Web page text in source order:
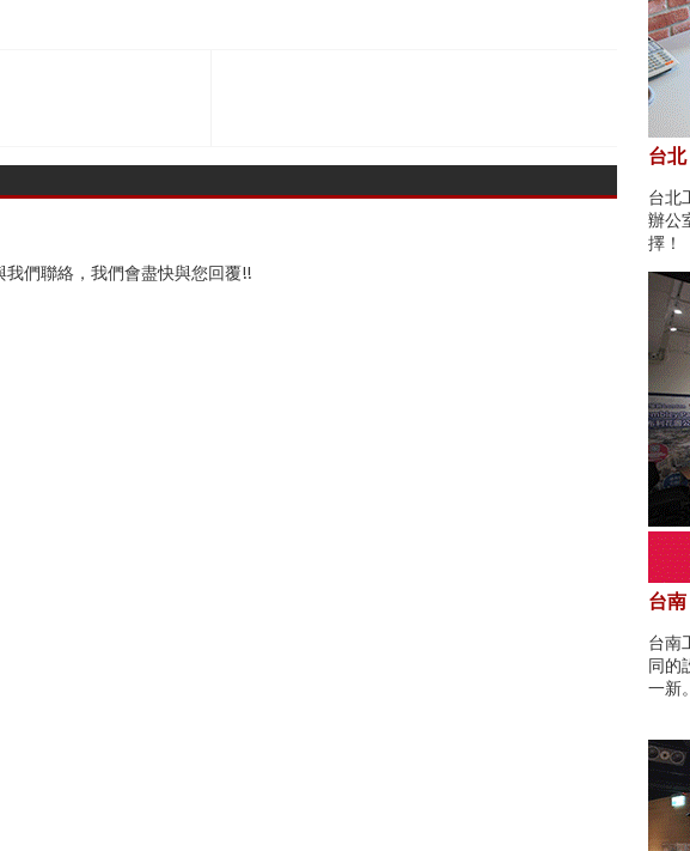
們聯絡，我們會盡快與您回覆!!
台
台北
辦公
擇！
台
台南
同的
一新